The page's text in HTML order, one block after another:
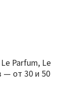
Parfum, Le
— от 30 и 50